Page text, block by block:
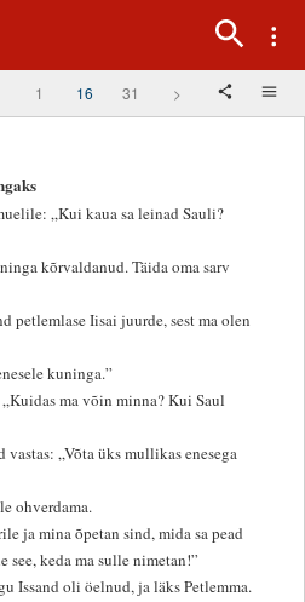
1 16 31 >
„Kui kaua sa leinad Sauli?
kõrvaldanud. Täida oma sarv
petlemlase Iisai juurde, sest ma olen
kuninga.”
ma võin minna? Kui Saul
vastas: „Võta üks mullikas enesega
ohverdama.
ja mina õpetan sind, mida sa pead
see, keda ma sulle nimetan!”
Issand oli öelnud, ja läks Petlemma.